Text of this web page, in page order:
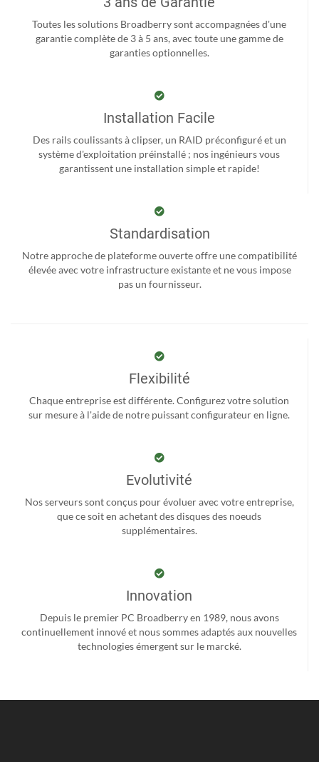
Toutes les solutions Broadberry sont accompagnées d'une
garantie complète de 3 à 5 ans, avec toute une gamme de
garanties optionnelles.
Installation Facile
Des rails coulissants à clipser, un RAID préconfiguré et un
système d'exploitation préinstallé ; nos ingénieurs vous
garantissent une installation simple et rapide!
Standardisation
Notre approche de plateforme ouverte offre une compatibilité
élevée avec votre infrastructure existante et ne vous impose
pas un fournisseur.
Flexibilité
Chaque entreprise est différente. Configurez votre solution
sur mesure à l'aide de notre puissant configurateur en ligne.
Evolutivité
Nos serveurs sont conçus pour évoluer avec votre entreprise,
que ce soit en achetant des disques des noeuds
supplémentaires.
Innovation
Depuis le premier PC Broadberry en 1989, nous avons
continuellement innové et nous sommes adaptés aux nouvelles
technologies émergent sur le marcké.